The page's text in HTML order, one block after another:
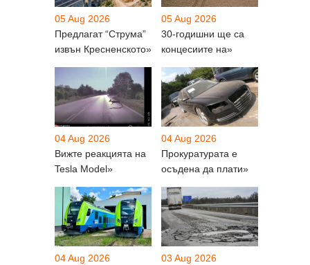
05 Aug 2026
Предлагат “Струма”
извън Кресненското»
05 Aug 2026
30-годишни ще са
концесиите на»
04 Aug 2026
Вижте реакцията на
Tesla Model»
04 Aug 2026
Прокуратурата е
осъдена да плати»
04 Aug 2026
03 Aug 2026